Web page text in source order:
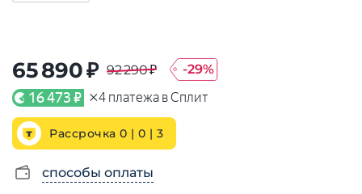
65 890 ₽ 92 290 ₽ -29%
16 473 ₽ ×4 платежа в Сплит
Рассрочка 0 | 0 | 3
способы оплаты